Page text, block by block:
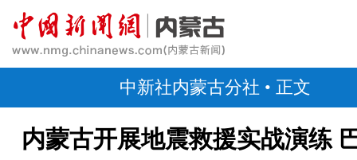
中新社内蒙古分社 • 正文
内蒙古开展地震救援实战演练